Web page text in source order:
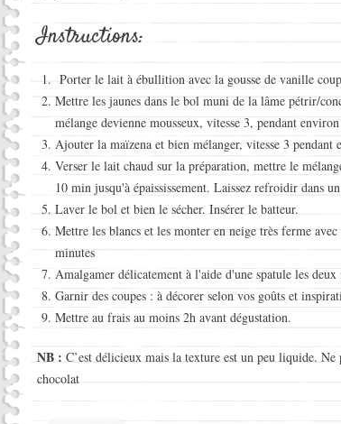
Instructions:
Porter le lait à ébullition avec la gousse de vanille
Mettre les jaunes dans le bol muni de la lâme pétrir/
mélange devienne mousseux, vitesse 3, pendant
Ajouter la maïzena et bien mélanger, vitesse 3 pendant
Verser le lait chaud sur la préparation, mettre le
10 min jusqu'à épaississement. Laissez refroidir dans
Laver le bol et bien le sécher. Insérer le batteur.
Mettre les blancs et les monter en neige très ferme
minutes
Amalgamer délicatement à l'aide d'une spatule les deux
Garnir des coupes : à décorer selon vos goûts et
Mettre au frais au moins 2h avant dégustation.
NB : C’est délicieux mais la texture est un peu liquide. Ne
chocolat